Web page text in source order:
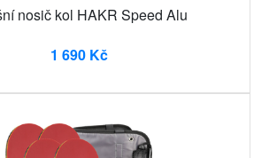
nosič kol HAKR Speed Alu
1 690 Kč